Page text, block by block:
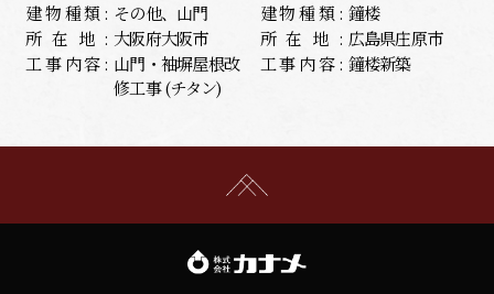
建物種類: その他、山門
所在地: 大阪府大阪市
工事内容: 山門・袖塀屋根改
修工事 (チタン)
建物種類: 鐘楼
所在地: 広島県庄原市
工事内容: 鐘楼新築